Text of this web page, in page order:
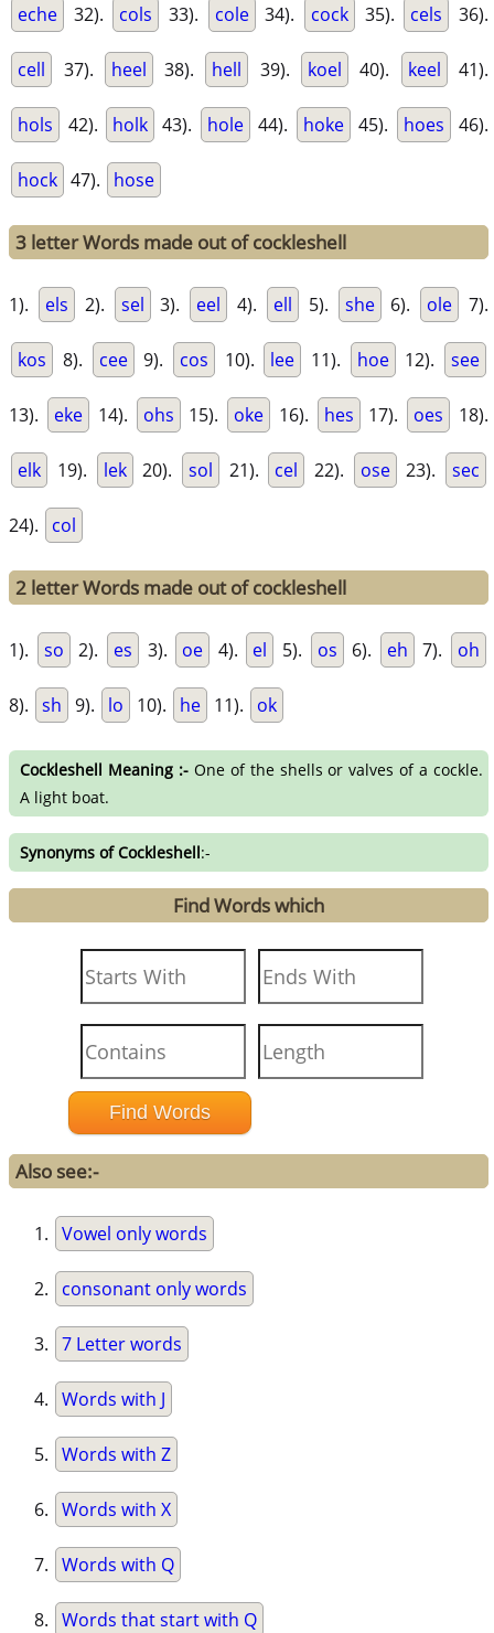
eche 32). cols 33). cole 34). cock 35). cels 36).
cell 37). heel 38). hell 39). koel 40). keel 41).
hols 42). holk 43). hole 44). hoke 45). hoes 46).
hock 47). hose
3 letter Words made out of cockleshell
1). els 2). sel 3). eel 4). ell 5). she 6). ole 7).
kos 8). cee 9). cos 10). lee 11). hoe 12). see
13). eke 14). ohs 15). oke 16). hes 17). oes 18).
elk 19). lek 20). sol 21). cel 22). ose 23). sec
24). col
2 letter Words made out of cockleshell
1). so 2). es 3). oe 4). el 5). os 6). eh 7). oh
8). sh 9). lo 10). he 11). ok
Cockleshell Meaning :-One of the shells or valves of a cockle.
A light boat.
Synonyms of Cockleshell:-
Find Words which
Also see:-
Vowel only words
consonant only words
7 Letter words
Words with J
Words with Z
Words with X
Words with Q
Words that start with Q